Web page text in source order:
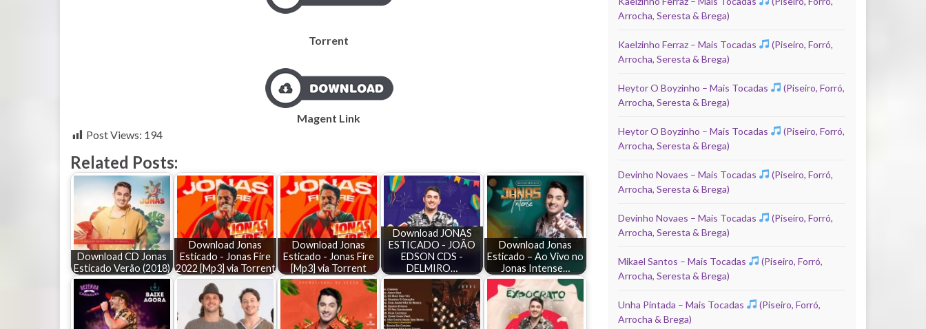
Torrent
Magent Link
Post Views: 194
Related Posts:
Download CD Jonas
Esticado Verão (2018)
Download Jonas
Esticado - Jonas Fire
2022 [Mp3] via Torrent
Download Jonas
Esticado - Jonas Fire
[Mp3] via Torrent
Download JONAS
ESTICADO - JOÃO
EDSON CDS -
DELMIRO…
Download Jonas
Esticado – Ao Vivo no
Jonas Intense…
Arrocha, Seresta & Brega)
Kaelzinho Ferraz – Mais Tocadas
(Piseiro, Forró,
Arrocha, Seresta & Brega)
Heytor O Boyzinho – Mais Tocadas
(Piseiro, Forró,
Arrocha, Seresta & Brega)
Heytor O Boyzinho – Mais Tocadas
(Piseiro, Forró,
Arrocha, Seresta & Brega)
Devinho Novaes – Mais Tocadas
(Piseiro, Forró,
Arrocha, Seresta & Brega)
Devinho Novaes – Mais Tocadas
(Piseiro, Forró,
Arrocha, Seresta & Brega)
Mikael Santos – Mais Tocadas
(Piseiro, Forró,
Arrocha, Seresta & Brega)
Unha Pintada – Mais Tocadas
(Piseiro, Forró,
Arrocha & Brega)